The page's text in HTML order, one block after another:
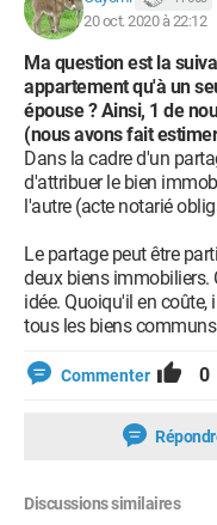
20 oct. 2020 à 22:12
Ma question est la
appartement qu'à un
épouse ? Ainsi, 1 de
(nous avons fait
Dans la cadre d'un
d'attribuer le bien
l'autre (acte notarié
Le partage peut être
deux biens immobiliers.
idée. Quoiqu'il en
tous les biens
Commenter 0
Discussions similaires